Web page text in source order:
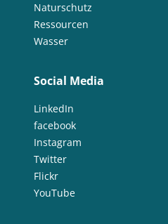
Naturschutz
Ressourcen
Wasser
Social Media
LinkedIn
facebook
Instagram
Twitter
Flickr
YouTube